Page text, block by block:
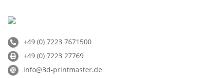
+49 (0) 7223 7671500
+49 (0) 7223 27769
info@3d-printmaster.de